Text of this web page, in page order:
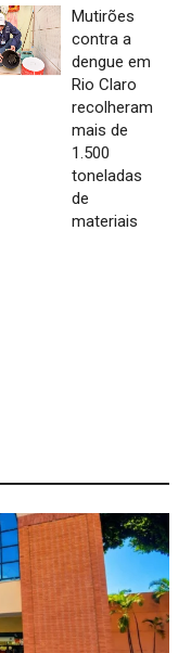
Mutirões
contra a
dengue em
Rio Claro
recolheram
mais de
1.500
toneladas
de
materiais